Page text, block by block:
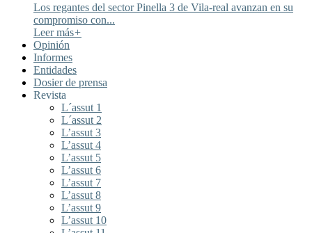
Los regantes del sector Pinella 3 de Vila-real avanzan en su
compromiso con...
Leer más+
Opinión
Informes
Entidades
Dosier de prensa
Revista
L´assut 1
L´assut 2
L’assut 3
L’assut 4
L’assut 5
L’assut 6
L’assut 7
L’assut 8
L’assut 9
L’assut 10